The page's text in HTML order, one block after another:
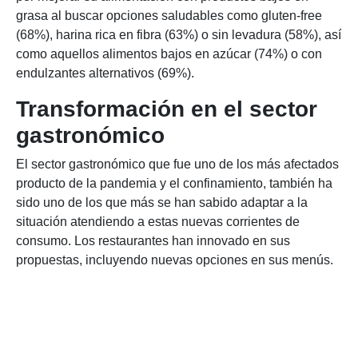
grasa al buscar opciones saludables como gluten-free
(68%), harina rica en fibra (63%) o sin levadura (58%), así
como aquellos alimentos bajos en azúcar (74%) o con
endulzantes alternativos (69%).
Transformación en el sector
gastronómico
El sector gastronómico que fue uno de los más afectados
producto de la pandemia y el confinamiento, también ha
sido uno de los que más se han sabido adaptar a la
situación atendiendo a estas nuevas corrientes de
consumo. Los restaurantes han innovado en sus
propuestas, incluyendo nuevas opciones en sus menús.